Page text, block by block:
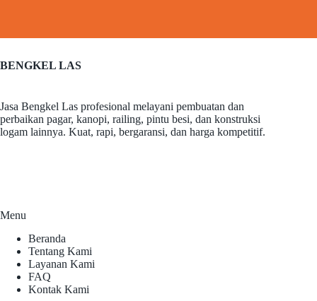
BENGKEL LAS
Jasa Bengkel Las profesional melayani pembuatan dan
perbaikan pagar, kanopi, railing, pintu besi, dan konstruksi
logam lainnya. Kuat, rapi, bergaransi, dan harga kompetitif.
Menu
Beranda
Tentang Kami
Layanan Kami
FAQ
Kontak Kami